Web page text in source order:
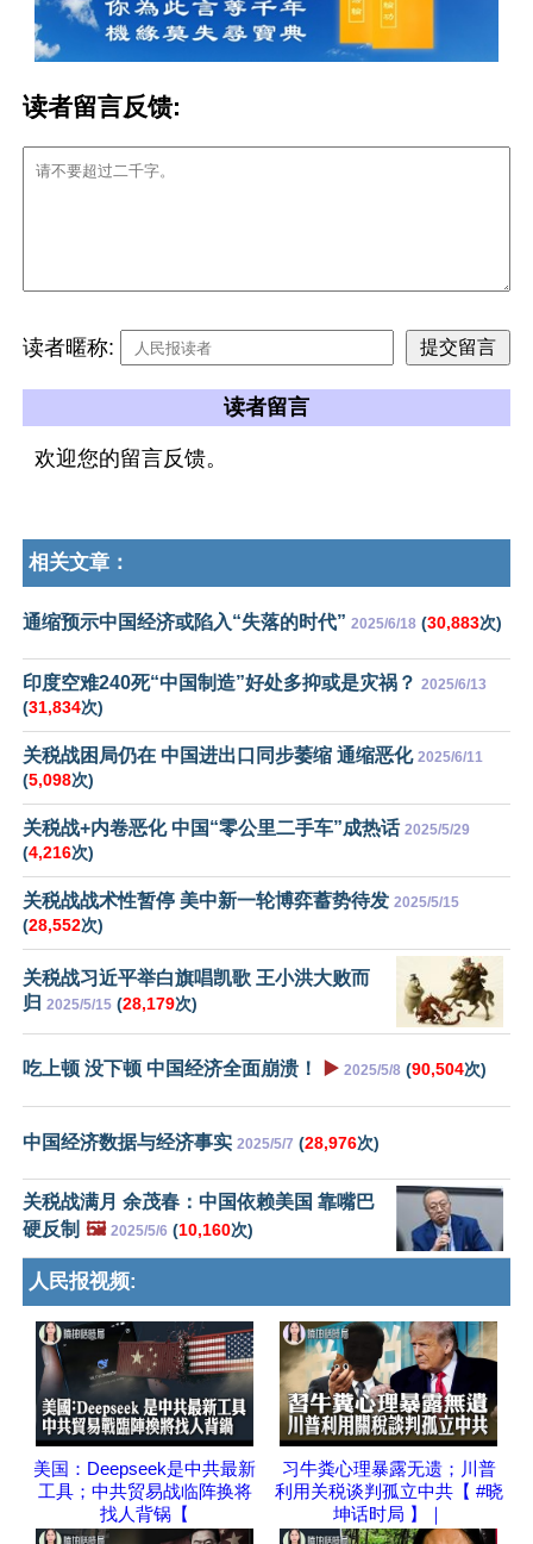
读者留言反馈:
读者暱称:
读者留言
欢迎您的留言反馈。
相关文章：
通缩预示中国经济或陷入“失落的时代” 2025/6/18 (30,883次)
印度空难240死“中国制造”好处多抑或是灾祸？ 2025/6/13
(31,834次)
关税战困局仍在 中国进出口同步萎缩 通缩恶化 2025/6/11
(5,098次)
关税战+内卷恶化 中国“零公里二手车”成热话 2025/5/29
(4,216次)
关税战战术性暂停 美中新一轮博弈蓄势待发 2025/5/15
(28,552次)
关税战习近平举白旗唱凯歌 王小洪大败而
归 2025/5/15 (28,179次)
吃上顿 没下顿 中国经济全面崩溃！ ▶️ 2025/5/8 (90,504次)
中国经济数据与经济事实 2025/5/7 (28,976次)
关税战满月 余茂春：中国依赖美国 靠嘴巴
硬反制 🖼️ 2025/5/6 (10,160次)
人民报视频:
美国：Deepseek是中共最新
工具；中共贸易战临阵换将
找人背锅【
习牛粪心理暴露无遗；川普
利用关税谈判孤立中共【 #晓
坤话时局 】｜